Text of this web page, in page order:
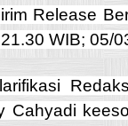
Release
WIB; 05/